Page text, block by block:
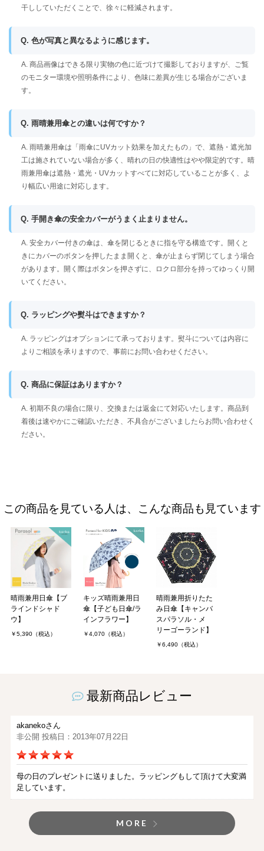
干ししていただくことで、徐々に軽減されます。
Q. 色が写真と異なるように感じます。
A. 商品画像はできる限り実物の色に近づけて撮影しておりますが、ご覧
のモニター環境や照明条件により、色味に差異が生じる場合がございま
す。
Q. 雨晴兼用傘との違いは何ですか？
A. 雨晴兼用傘は「雨傘にUVカット効果を加えたもの」で、遮熱・遮光加
工は施されていない場合が多く、晴れの日の快適性はやや限定的です。晴
雨兼用傘は遮熱・遮光・UVカットすべてに対応していることが多く、よ
り幅広い用途に対応します。
Q. 手開き傘の安全カバーがうまく止まりません。
A. 安全カバー付きの傘は、傘を閉じるときに指を守る構造です。開くと
きにカバーのボタンを押したまま開くと、傘が止まらず閉じてしまう場合
があります。開く際はボタンを押さずに、ロクロ部分を持ってゆっくり開
いてください。
Q. ラッピングや熨斗はできますか？
A. ラッピングはオプションにて承っております。熨斗については内容に
よりご相談を承りますので、事前にお問い合わせください。
Q. 商品に保証はありますか？
A. 初期不良の場合に限り、交換または返金にて対応いたします。商品到
着後は速やかにご確認いただき、不具合がございましたらお問い合わせく
ださい。
この商品を見ている人は、こんな商品も見ています
晴雨兼用日傘【ブ
ラインドシャド
ウ】
￥5,390（税込）
キッズ晴雨兼用日
傘【子ども日傘/ラ
インフラワー】
￥4,070（税込）
晴雨兼用折りたた
み日傘【キャンバ
スパラソル・メ
リーゴーランド】
￥6,490（税込）
最新商品レビュー
akanekoさん
非公開 投稿日：2013年07月22日
母の日のプレゼントに送りました。ラッピングもして頂けて大変満
足しています。
MORE